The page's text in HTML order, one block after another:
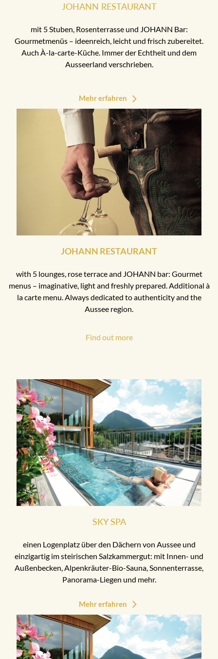
JOHANN RESTAURANT
mit 5 Stuben, Rosenterrasse und JOHANN Bar:
Gourmetmenüs – ideenreich, leicht und frisch zubereitet.
Auch À-la-carte-Küche. Immer der Echtheit und dem
Ausseerland verschrieben.
Mehr erfahren
JOHANN RESTAURANT
with 5 lounges, rose terrace and JOHANN bar: Gourmet
menus – imaginative, light and freshly prepared. Additional à
la carte menu. Always dedicated to authenticity and the
Aussee region.
Find out more
SKY SPA
einen Logenplatz über den Dächern von Aussee und
einzigartig im steirischen Salzkammergut: mit Innen- und
Außenbecken, Alpenkräuter-Bio-Sauna, Sonnenterrasse,
Panorama-Liegen und mehr.
Mehr erfahren